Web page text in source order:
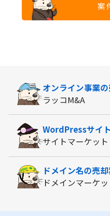
案
オンライン事業の
ラッコM&A
WordPressサイ
サイトマーケット
ドメイン名の売
ドメインマーケッ